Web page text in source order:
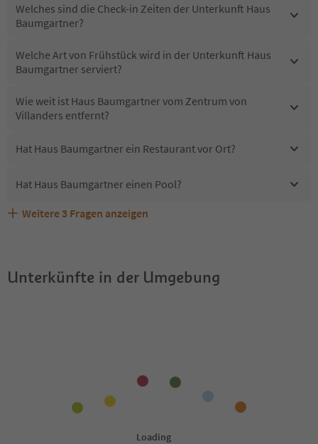
Welches sind die Check-in Zeiten der Unterkunft Haus
Baumgartner?
Welche Art von Frühstück wird in der Unterkunft Haus
Baumgartner serviert?
Wie weit ist Haus Baumgartner vom Zentrum von
Villanders entfernt?
Hat Haus Baumgartner ein Restaurant vor Ort?
Hat Haus Baumgartner einen Pool?
Sind Haustiere in der Unterkunft Haus Baumgartner
Welche Services bietet Haus Baumgartner?
Erhalten die Gäste von Haus Baumgartner einen Südtirol
Weitere 3 Fragen anzeigen
Unterkünfte in der Umgebung